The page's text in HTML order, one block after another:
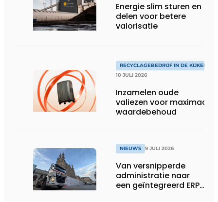
Energie slim sturen en
delen voor betere
valorisatie
RECYCLAGEBEDRIJF IN DE KIJKER
10 JULI 2026
Inzamelen oude
valiezen voor maximaal
waardebehoud
NIEUWS 9 JULI 2026
Van versnipperde
administratie naar
een geïntegreerd ERP-